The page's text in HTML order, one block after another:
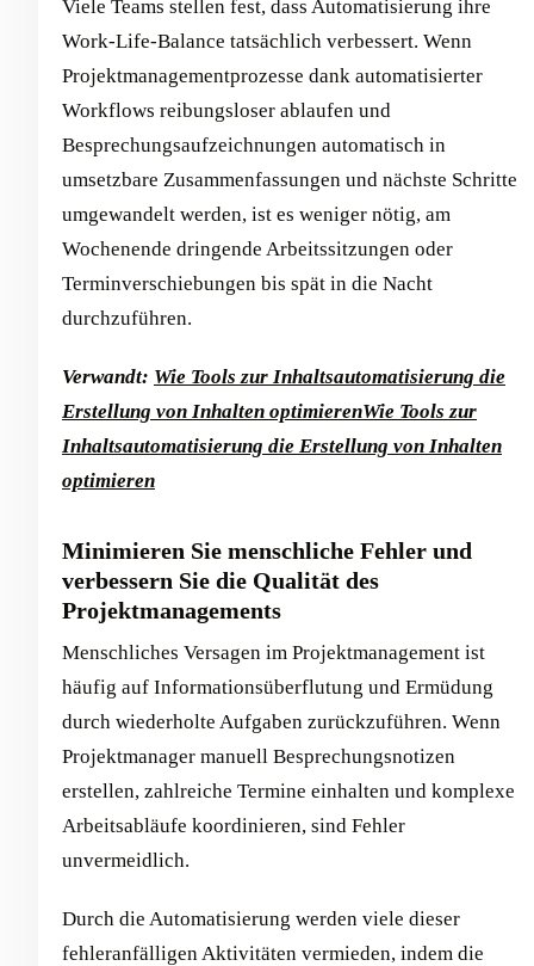
Viele Teams stellen fest, dass Automatisierung ihre
Work-Life-Balance tatsächlich verbessert. Wenn
Projektmanagementprozesse dank automatisierter
Workflows reibungsloser ablaufen und
Besprechungsaufzeichnungen automatisch in
umsetzbare Zusammenfassungen und nächste Schritte
umgewandelt werden, ist es weniger nötig, am
Wochenende dringende Arbeitssitzungen oder
Terminverschiebungen bis spät in die Nacht
durchzuführen.
Verwandt: Wie Tools zur Inhaltsautomatisierung die
Erstellung von Inhalten optimierenWie Tools zur
Inhaltsautomatisierung die Erstellung von Inhalten
optimieren
Minimieren Sie menschliche Fehler und
verbessern Sie die Qualität des
Projektmanagements
Menschliches Versagen im Projektmanagement ist
häufig auf Informationsüberflutung und Ermüdung
durch wiederholte Aufgaben zurückzuführen. Wenn
Projektmanager manuell Besprechungsnotizen
erstellen, zahlreiche Termine einhalten und komplexe
Arbeitsabläufe koordinieren, sind Fehler
unvermeidlich.
Durch die Automatisierung werden viele dieser
fehleranfälligen Aktivitäten vermieden, indem die